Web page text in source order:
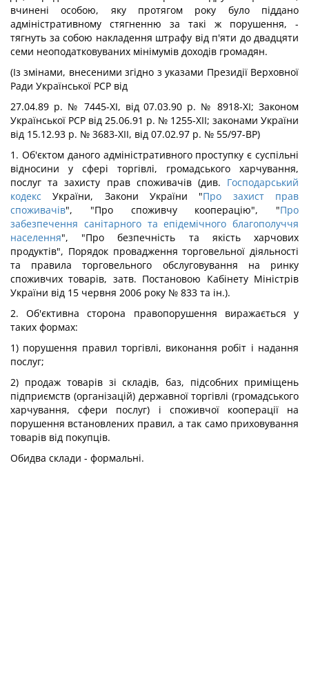
вчинені особою, яку протягом року було піддано
адміністративному стягненню за такі ж порушення, -
тягнуть за собою накладення штрафу від п'яти до двадцяти
семи неоподатковуваних мінімумів доходів громадян.
(Із змінами, внесеними згідно з указами Президії Верховної
Ради Української PCP від
27.04.89 p. № 7445-ХІ, від 07.03.90 p. № 8918-ХІ; Законом
Української PCP від 25.06.91 p. № 1255-ХІІ; законами України
від 15.12.93 р. № 3683-ХІІ, від 07.02.97 р. № 55/97-ВР)
1. Об'єктом даного адміністративного проступку є суспільні
відносини у сфері торгівлі, громадського харчування,
послуг та захисту прав споживачів (див. Господарський
кодекс України, Закони України "Про захист прав
споживачів", "Про споживчу кооперацію", "Про
забезпечення санітарного та епідемічного благополуччя
населення", "Про безпечність та якість харчових
продуктів", Порядок провадження торговельної діяльності
та правила торговельного обслуговування на ринку
споживчих товарів, затв. Постановою Кабінету Міністрів
України від 15 червня 2006 року № 833 та ін.).
2. Об'єктивна сторона правопорушення виражається у
таких формах:
1) порушення правил торгівлі, виконання робіт і надання
послуг;
2) продаж товарів зі складів, баз, підсобних приміщень
підприємств (організацій) державної торгівлі (громадського
харчування, сфери послуг) і споживчої кооперації на
порушення встановлених правил, а так само приховування
товарів від покупців.
Обидва склади - формальні.